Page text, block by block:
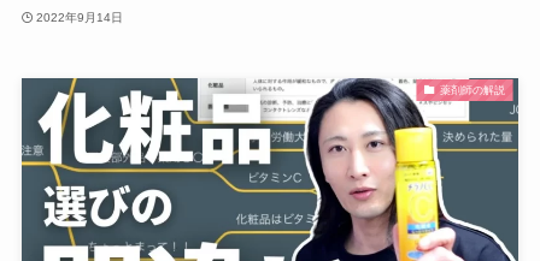
2022年9月14日
薬剤師の解説